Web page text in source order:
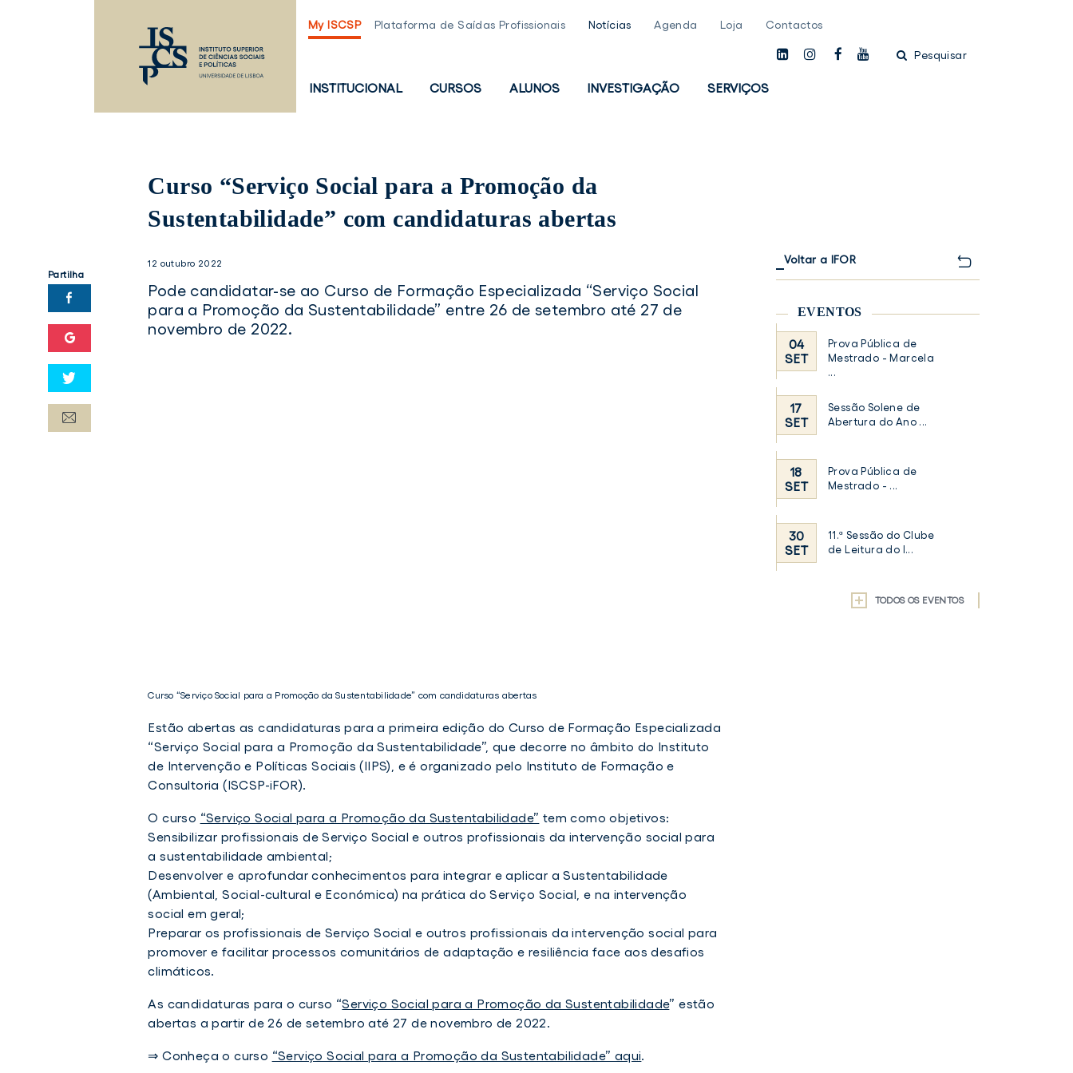
My ISCSP Plataforma de Saídas Profissionais Notícias Agenda Loja Contactos
linkedininstagamfacebook
youtubePesquisar
PÁGINA
INSTITUCIONAL CURSOS ALUNOS INVESTIGAÇÃO SERVIÇOS
Partilha
Curso “Serviço Social para a Promoção da
Sustentabilidade” com candidaturas abertas
12 outubro 2022
Pode candidatar-se ao Curso de Formação Especializada “Serviço Social
para a Promoção da Sustentabilidade” entre 26 de setembro até 27 de
novembro de 2022.
“Serviço
Social
para
a
Promoção
da
Sustentabilidade”
com
candidaturas
Curso “Serviço Social para a Promoção da Sustentabilidade” com candidaturas abertas
Estão abertas as candidaturas para a primeira edição do Curso de Formação Especializada
“Serviço Social para a Promoção da Sustentabilidade”, que decorre no âmbito do Instituto
de Intervenção e Políticas Sociais (IIPS) , e é organizado pelo Instituto de Formação e
Consultoria (ISCSP-iFOR).
O curso “Serviço Social para a Promoção da Sustentabilidade” tem como objetivos:
Sensibilizar profissionais de Serviço Social e outros profissionais da intervenção social para
a sustentabilidade ambiental;
Desenvolver e aprofundar conhecimentos para integrar e aplicar a Sustentabilidade
(Ambiental, Social-cultural e Económica) na prática do Serviço Social, e na intervenção
social em geral;
Preparar os profissionais de Serviço Social e outros profissionais da intervenção social para
promover e facilitar processos comunitários de adaptação e resiliência face aos desafios
climáticos.
As candidaturas para o curso “Serviço Social para a Promoção da Sustentabilidade” estão
abertas a partir de 26 de setembro até 27 de novembro de 2022.
⇒ Conheça o curso “Serviço Social para a Promoção da Sustentabilidade” aqui.
Voltar a IFOR
EVENTOS
04
SET
Prova Pública de
Mestrado - Marcela
...
17
SET
Sessão Solene de
Abertura do Ano ...
18
SET
Prova Pública de
Mestrado - ...
30
SET
11.ª Sessão do Clube
de Leitura do I...
TODOS OS EVENTOS